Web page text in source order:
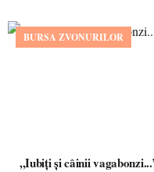
BURSA ZVONURILOR
,,Iubiți și câinii